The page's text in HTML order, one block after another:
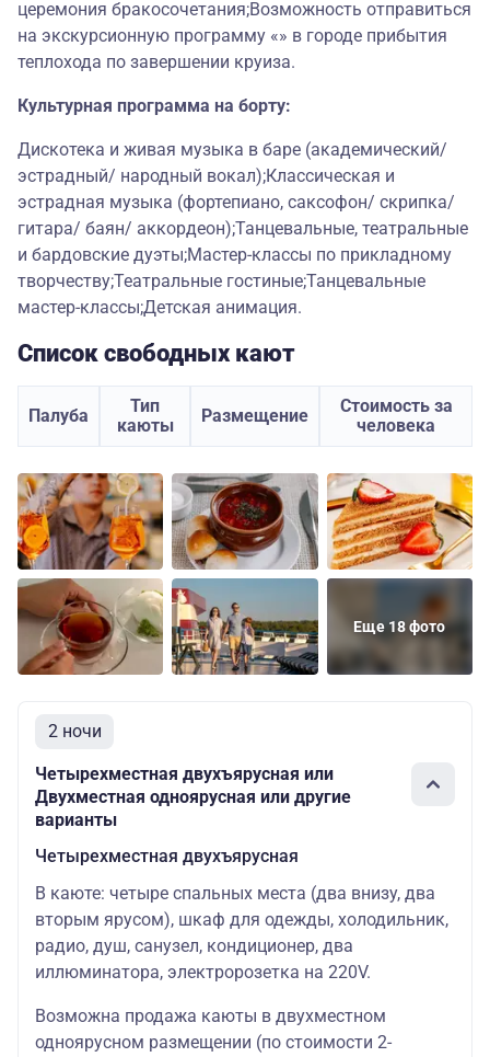
церемония бракосочетания;Возможность отправиться
на экскурсионную программу «» в городе прибытия
теплохода по завершении круиза.
Культурная программа на борту:
Дискотека и живая музыка в баре (академический/
эстрадный/ народный вокал);Классическая и
эстрадная музыка (фортепиано, саксофон/ скрипка/
гитара/ баян/ аккордеон);Танцевальные, театральные
и бардовские дуэты;Мастер-классы по прикладному
творчеству;Театральные гостиные;Танцевальные
мастер-классы;Детская анимация.
Список свободных кают
Палуба
Тип
каюты
Размещение
Стоимость за
человека
Еще 18 фото
2 ночи
Четырехместная двухъярусная или
Двухместная одноярусная или другие
варианты
Четырехместная двухъярусная
В каюте: четыре спальных места (два внизу, два
вторым ярусом), шкаф для одежды, холодильник,
радио, душ, санузел, кондиционер, два
иллюминатора, электророзетка на 220V.
Возможна продажа каюты в двухместном
одноярусном размещении (по стоимости 2-